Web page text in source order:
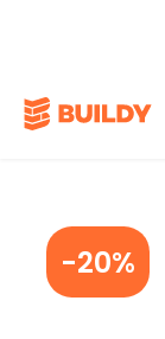
-20%